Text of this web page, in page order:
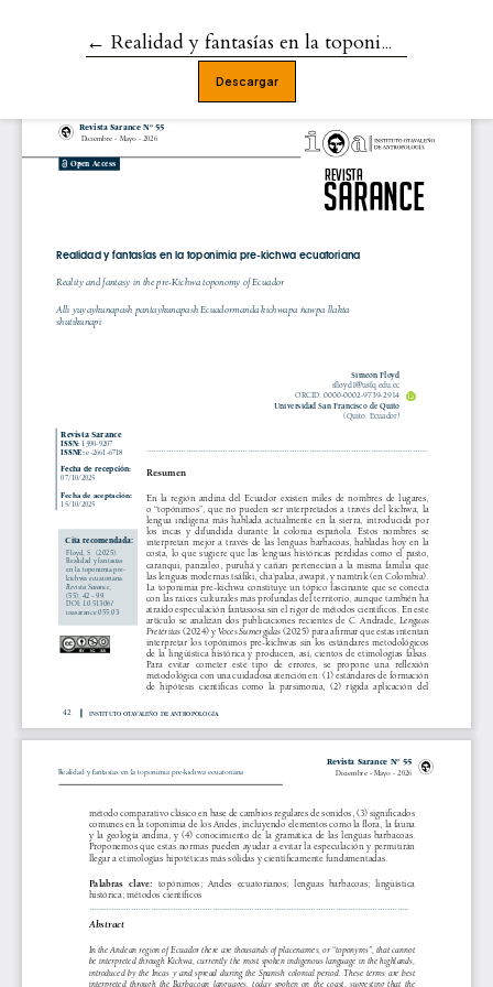
← Volver a los detalles del artículo
Realidad y fantasías en la toponimia pre-kichwa ecuatoriana
Descargar